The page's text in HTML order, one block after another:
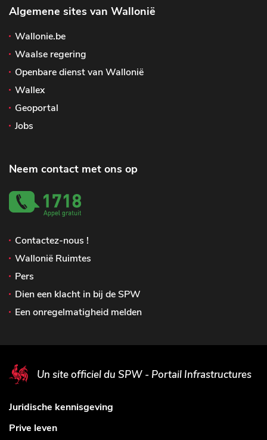
Algemene sites van Wallonië
Wallonie.be
Waalse regering
Openbare dienst van Wallonië
Wallex
Geoportal
Jobs
Neem contact met ons op
Contactez-nous !
Wallonië Ruimtes
Pers
Dien een klacht in bij de SPW
Een onregelmatigheid melden
Un site officiel du SPW - Portail Infrastructures
Juridische kennisgeving
Prive leven